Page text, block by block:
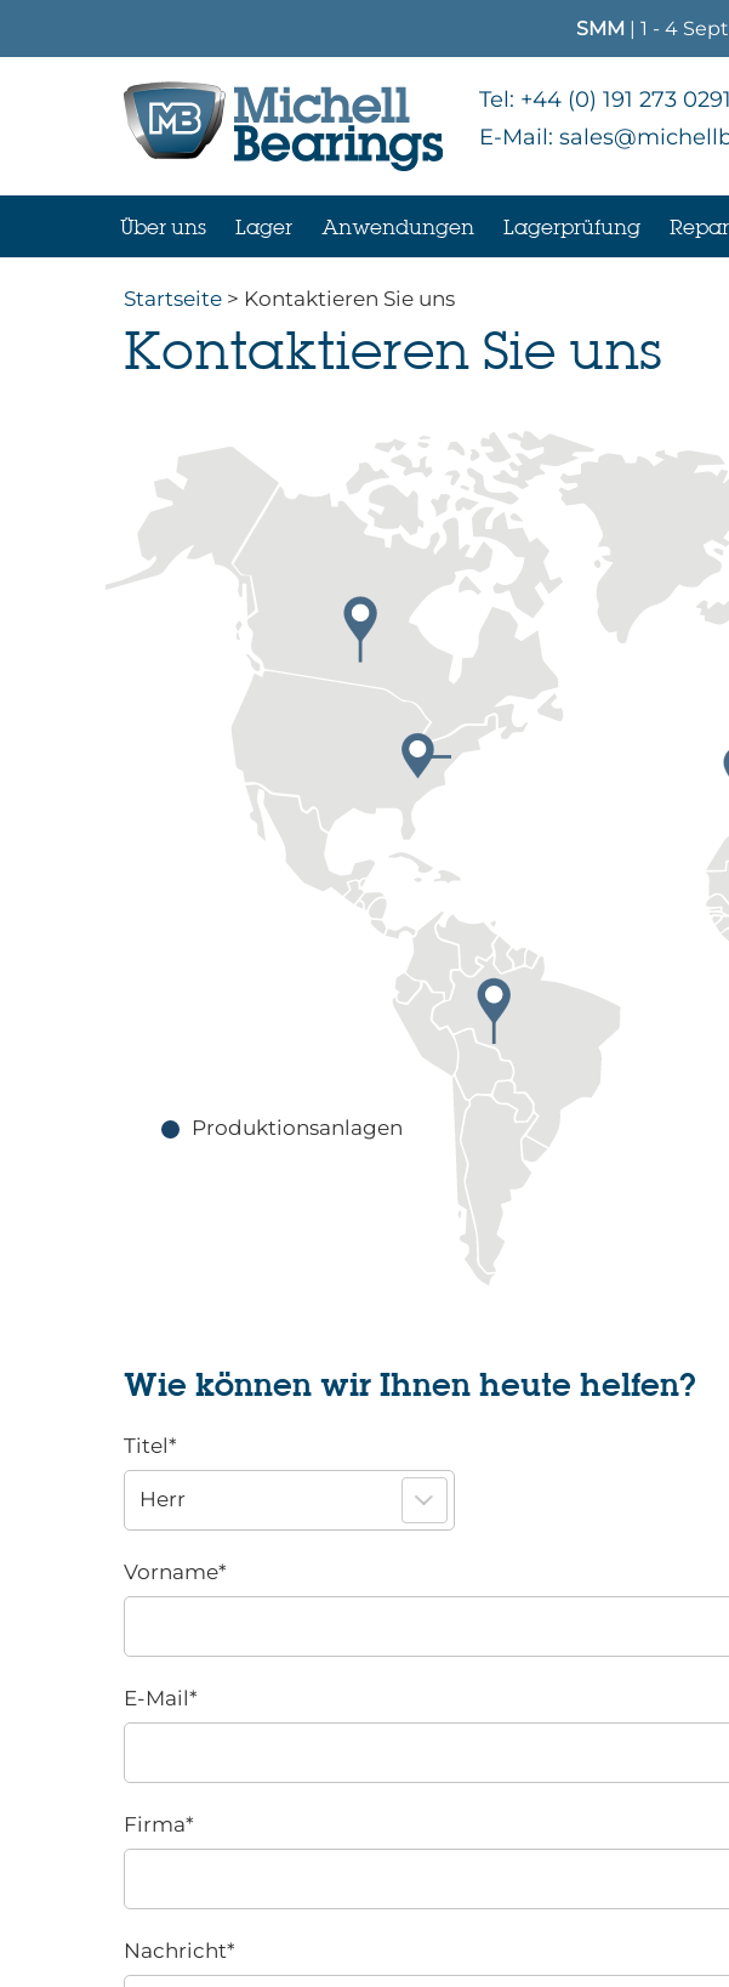
SMM | 1 - 4
Tel: +44 (0) 191 273 0291
E-Mail:
Über uns Lager Anwendungen Lagerprüfung
Startseite > Kontaktieren Sie uns
Kontaktieren Sie uns
Produktionsanlagen
Wie können wir Ihnen heute helfen?
Titel*
Vorname*
E-Mail*
Firma*
Nachricht*